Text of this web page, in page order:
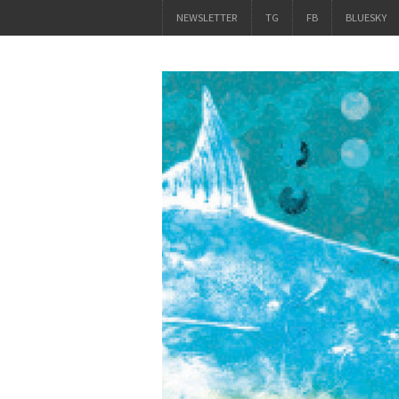
NEWSLETTER TG FB BLUESKY